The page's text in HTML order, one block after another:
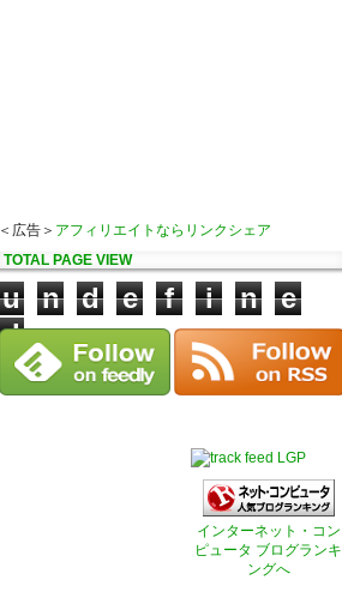
＜広告＞ アフィリエイトならリンクシェア
TOTAL PAGE VIEW
u n d e f i n
e
d
LGP
インターネット・コン
ピュータ ブログランキ
ングへ